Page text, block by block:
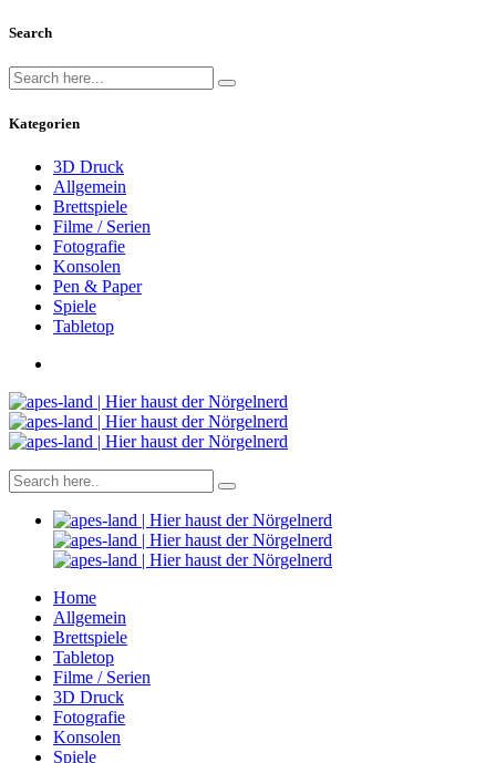
Search
Kategorien
3D Druck
Allgemein
Brettspiele
Filme / Serien
Fotografie
Konsolen
Pen & Paper
Spiele
Tabletop
Home
Allgemein
Brettspiele
Tabletop
Filme / Serien
3D Druck
Fotografie
Konsolen
Spiele